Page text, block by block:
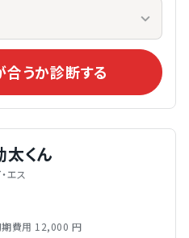
合うか診断する
太くん
エス
期費用 12,000 円